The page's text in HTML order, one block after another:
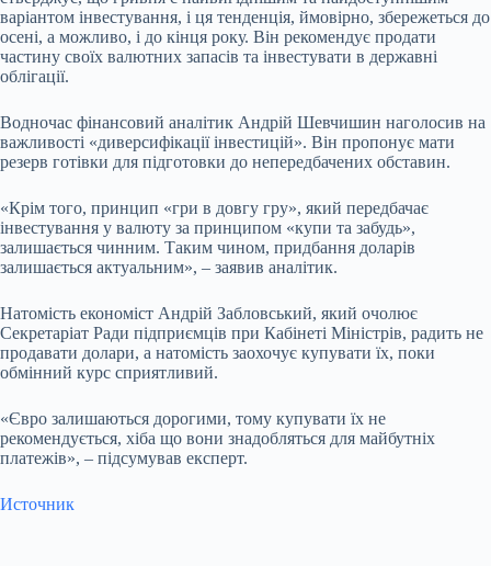
варіантом інвестування, і ця тенденція, ймовірно, збережеться до
осені, а можливо, і до кінця року. Він рекомендує продати
частину своїх валютних запасів та інвестувати в державні
облігації.
Водночас фінансовий аналітик Андрій Шевчишин наголосив на
важливості «диверсифікації інвестицій». Він пропонує мати
резерв готівки для підготовки до непередбачених обставин.
«Крім того, принцип «гри в довгу гру», який передбачає
інвестування у валюту за принципом «купи та забудь»,
залишається чинним. Таким чином, придбання доларів
залишається актуальним», – заявив аналітик.
Натомість економіст Андрій Забловський, який очолює
Секретаріат Ради підприємців при Кабінеті Міністрів, радить не
продавати долари, а натомість заохочує купувати їх, поки
обмінний курс сприятливий.
«Євро залишаються дорогими, тому купувати їх не
рекомендується, хіба що вони знадобляться для майбутніх
платежів», – підсумував експерт.
Источник